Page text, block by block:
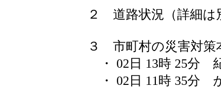
２ 道路状況（詳細は
３ 市町村の災害対策
・ 02日 13時 25分
・ 02日 11時 35分